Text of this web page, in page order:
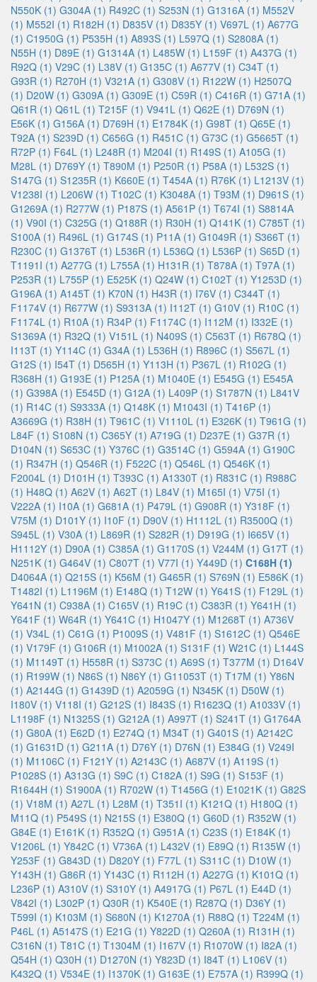
N550K (1) G304A (1) R492C (1) S253N (1) G1316A (1) M552V
(1) M552I (1) R182H (1) D835V (1) D835Y (1) V697L (1) A677G
(1) C1950G (1) P535H (1) A893S (1) L597Q (1) S2808A (1)
N55H (1) D89E (1) G1314A (1) L485W (1) L159F (1) A437G (1)
R92Q (1) V29C (1) L38V (1) G135C (1) A677V (1) C34T (1)
G93R (1) R270H (1) V321A (1) G308V (1) R122W (1) H2507Q
(1) D20W (1) G309A (1) G309E (1) C59R (1) C416R (1) G71A (1)
Q61R (1) Q61L (1) T215F (1) V941L (1) Q62E (1) D769N (1)
E56K (1) G156A (1) D769H (1) E1784K (1) G98T (1) Q65E (1)
T92A (1) S239D (1) C656G (1) R451C (1) G73C (1) G5665T (1)
R72P (1) F64L (1) L248R (1) M204I (1) R149S (1) A105G (1)
M28L (1) D769Y (1) T890M (1) P250R (1) P58A (1) L532S (1)
S147G (1) S1235R (1) K660E (1) T454A (1) R76K (1) L1213V (1)
V1238I (1) L206W (1) T102C (1) K3048A (1) T93M (1) D961S (1)
G1269A (1) R277W (1) P187S (1) A561P (1) T674I (1) S8814A
(1) V90I (1) C325G (1) Q188R (1) R30H (1) Q141K (1) C785T (1)
S100A (1) R496L (1) G174S (1) P11A (1) G1049R (1) S366T (1)
R230C (1) G1376T (1) L536R (1) L536Q (1) L536P (1) S65D (1)
T1191I (1) A277G (1) L755A (1) H131R (1) T878A (1) T97A (1)
P253R (1) L755P (1) E525K (1) Q24W (1) C102T (1) Y1253D (1)
G196A (1) A145T (1) K70N (1) H43R (1) I76V (1) C344T (1)
F1174V (1) R677W (1) S9313A (1) I112T (1) G10V (1) R10C (1)
F1174L (1) R10A (1) R34P (1) F1174C (1) I112M (1) I332E (1)
S1369A (1) R32Q (1) V151L (1) N409S (1) C563T (1) R678Q (1)
I113T (1) Y114C (1) G34A (1) L536H (1) R896C (1) S567L (1)
G12S (1) I54T (1) D565H (1) Y113H (1) P367L (1) R102G (1)
R368H (1) G193E (1) P125A (1) M1040E (1) E545G (1) E545A
(1) G398A (1) E545D (1) G12A (1) L409P (1) S1787N (1) L841V
(1) R14C (1) S9333A (1) Q148K (1) M1043I (1) T416P (1)
A3669G (1) R38H (1) T961C (1) V1110L (1) E326K (1) T961G (1)
L84F (1) S108N (1) C365Y (1) A719G (1) D237E (1) G37R (1)
D104N (1) S653C (1) Y376C (1) G3514C (1) G594A (1) G190C
(1) R347H (1) Q546R (1) F522C (1) Q546L (1) Q546K (1)
F2004L (1) D101H (1) T393C (1) A1330T (1) R831C (1) R988C
(1) H48Q (1) A62V (1) A62T (1) L84V (1) M165I (1) V75I (1)
V222A (1) I10A (1) G681A (1) P479L (1) G908R (1) Y318F (1)
V75M (1) D101Y (1) I10F (1) D90V (1) H1112L (1) R3500Q (1)
S945L (1) V30A (1) L869R (1) S282R (1) D919G (1) I665V (1)
H1112Y (1) D90A (1) C385A (1) G1170S (1) V244M (1) G17T (1)
N251K (1) G464V (1) C807T (1) V77I (1) Y449D (1) C168H (1)
D4064A (1) Q215S (1) K56M (1) G465R (1) S769N (1) E586K (1)
T1482I (1) L1196M (1) E148Q (1) T12W (1) Y641S (1) F129L (1)
Y641N (1) C938A (1) C165V (1) R19C (1) C383R (1) Y641H (1)
Y641F (1) W64R (1) Y641C (1) H1047Y (1) M1268T (1) A736V
(1) V34L (1) C61G (1) P1009S (1) V481F (1) S1612C (1) Q546E
(1) V179F (1) G106R (1) M1002A (1) S131F (1) W21C (1) L144S
(1) M1149T (1) H558R (1) S373C (1) A69S (1) T377M (1) D164V
(1) R199W (1) N86S (1) N86Y (1) G11053T (1) T17M (1) Y86N
(1) A2144G (1) G1439D (1) A2059G (1) N345K (1) D50W (1)
I180V (1) V118I (1) G212S (1) I843S (1) R1623Q (1) A1033V (1)
L1198F (1) N1325S (1) G212A (1) A997T (1) S241T (1) G1764A
(1) G80A (1) E62D (1) E274Q (1) M34T (1) G401S (1) A2142C
(1) G1631D (1) G211A (1) D76Y (1) D76N (1) E384G (1) V249I
(1) M1106C (1) F121Y (1) A2143C (1) A687V (1) A119S (1)
P1028S (1) A313G (1) S9C (1) C182A (1) S9G (1) S153F (1)
R1644H (1) S1900A (1) R702W (1) T1456G (1) E1021K (1) G82S
(1) V18M (1) A27L (1) L28M (1) T351I (1) K121Q (1) H180Q (1)
M11Q (1) P549S (1) N215S (1) E380Q (1) G60D (1) R352W (1)
G84E (1) E161K (1) R352Q (1) G951A (1) C23S (1) E184K (1)
V1206L (1) Y842C (1) V736A (1) L432V (1) E89Q (1) R135W (1)
Y253F (1) G843D (1) D820Y (1) F77L (1) S311C (1) D10W (1)
Y143H (1) G86R (1) Y143C (1) R112H (1) A227G (1) K101Q (1)
L236P (1) A310V (1) S310Y (1) A4917G (1) P67L (1) E44D (1)
V842I (1) L302P (1) Q30R (1) K540E (1) R287Q (1) D36Y (1)
T599I (1) K103M (1) S680N (1) K1270A (1) R88Q (1) T224M (1)
P46L (1) A5147S (1) E21G (1) Y822D (1) Q260A (1) R131H (1)
C316N (1) T81C (1) T1304M (1) I167V (1) R1070W (1) I82A (1)
Q54H (1) Q30H (1) D1270N (1) Y823D (1) I84T (1) L106V (1)
K432Q (1) V534E (1) I1370K (1) G163E (1) E757A (1) R399Q (1)